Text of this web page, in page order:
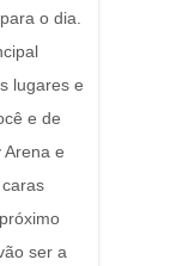
o dia.
lugares e
e de
Arena e
ser a